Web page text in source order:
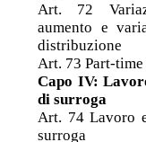
Art. 72
aumento e
distribuzione
Art. 73 Part-time
Capo IV:
di surroga
Art. 74 Lavoro
surroga